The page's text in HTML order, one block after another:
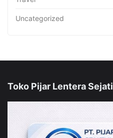
Uncategorized
Toko Pijar Lentera Sejati